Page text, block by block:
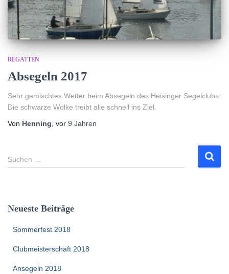
REGATTEN
Absegeln 2017
Sehr gemischtes Wetter beim Absegeln des Heisinger Segelclubs.
Die schwarze Wolke treibt alle schnell ins Ziel.
Von Henning , vor 9 Jahren
S
u
n
Suchen …
Neueste Beiträge
Sommerfest 2018
Clubmeisterschaft 2018
Ansegeln 2018